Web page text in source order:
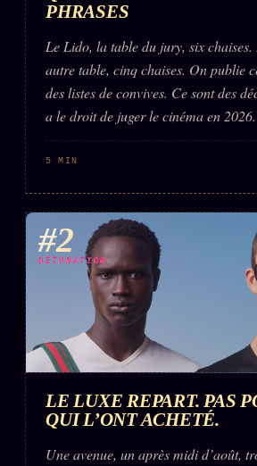
PHRASES
Le Lido, la table du jury, six
autre table, cinq chaises. On publie
des listes de convives. Ce sont des
a le droit de juger le cinéma en 2026.
5 MIN
#2
DÉTONATION
LE LUXE REPART. PAS
QUI L’ONT ACHETÉ.
Une avenue, un après midi d’août,